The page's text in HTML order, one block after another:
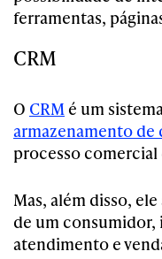
ferramentas,
CRM
O CRM é um
armazenamento de
processo comercial
Mas, além disso,
de um consumidor,
atendimento e